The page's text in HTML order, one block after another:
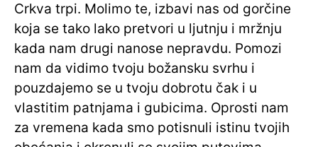
Crkva trpi. Molimo te, izbavi nas od gorčine
koja se tako lako pretvori u ljutnju i mržnju
kada nam drugi nanose nepravdu. Pomozi
nam da vidimo tvoju božansku svrhu i
pouzdajemo se u tvoju dobrotu čak i u
vlastitim patnjama i gubicima. Oprosti nam
za vremena kada smo potisnuli istinu tvojih